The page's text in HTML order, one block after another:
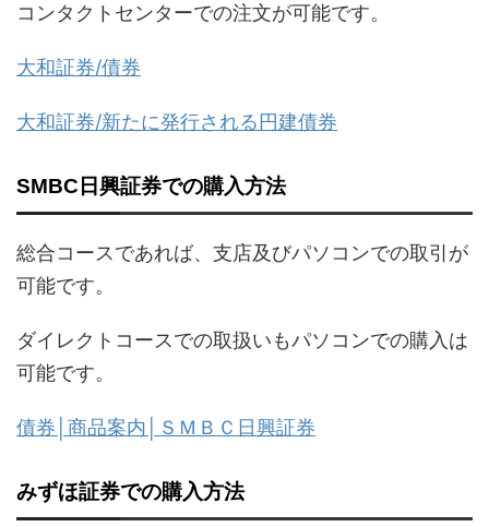
コンタクトセンターでの注文が可能です。
大和証券/債券
大和証券/新たに発行される円建債券
SMBC日興証券での購入方法
総合コースであれば、支店及びパソコンでの取引が
可能です。
ダイレクトコースでの取扱いもパソコンでの購入は
可能です。
債券│商品案内│ＳＭＢＣ日興証券
みずほ証券での購入方法